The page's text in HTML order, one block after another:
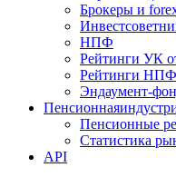
Брокеры и
НПФ
Рейтинги УК
Рейтинги НПФ
Эндаумент-
Пенсионная
Пенсионные
Статистика
API